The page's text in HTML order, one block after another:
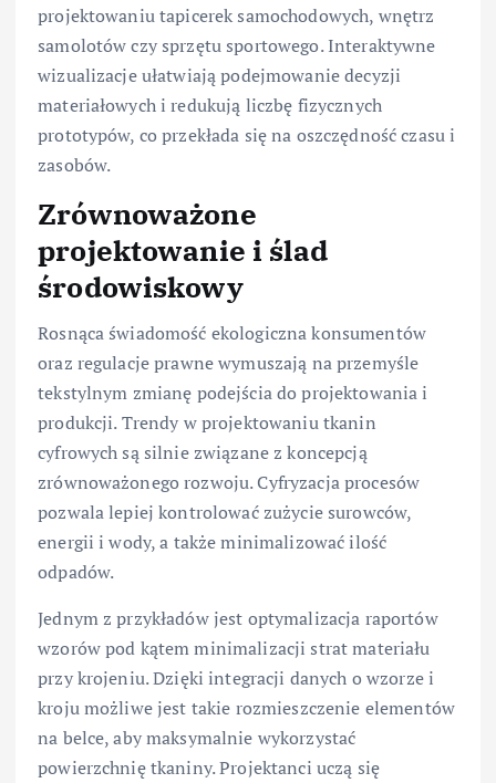
projektowaniu tapicerek samochodowych, wnętrz
samolotów czy sprzętu sportowego. Interaktywne
wizualizacje ułatwiają podejmowanie decyzji
materiałowych i redukują liczbę fizycznych
prototypów, co przekłada się na oszczędność czasu i
zasobów.
Zrównoważone
projektowanie i ślad
środowiskowy
Rosnąca świadomość ekologiczna konsumentów
oraz regulacje prawne wymuszają na przemyśle
tekstylnym zmianę podejścia do projektowania i
produkcji. Trendy w projektowaniu tkanin
cyfrowych są silnie związane z koncepcją
zrównoważonego rozwoju. Cyfryzacja procesów
pozwala lepiej kontrolować zużycie surowców,
energii i wody, a także minimalizować ilość
odpadów.
Jednym z przykładów jest optymalizacja raportów
wzorów pod kątem minimalizacji strat materiału
przy krojeniu. Dzięki integracji danych o wzorze i
kroju możliwe jest takie rozmieszczenie elementów
na belce, aby maksymalnie wykorzystać
powierzchnię tkaniny. Projektanci uczą się